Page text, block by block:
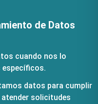
de Datos
cuando nos lo
datos para cumplir
solicitudes